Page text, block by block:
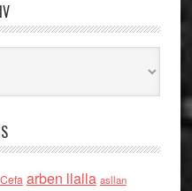
arben llalla asllan